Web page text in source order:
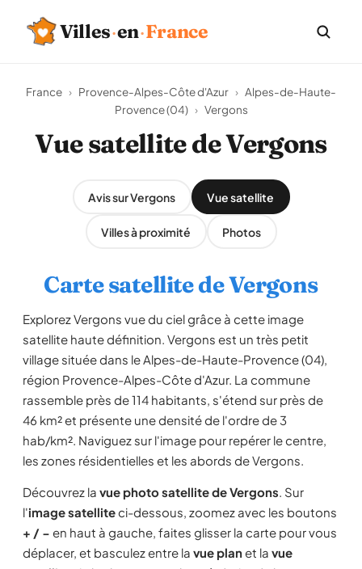
Villes·en·France
France › Provence-Alpes-Côte d'Azur › Alpes-de-Haute-
Provence (04) › Vergons
Vue satellite de Vergons
Avis sur Vergons Vue satellite
Villes à proximité Photos
Carte satellite de Vergons
Explorez Vergons vue du ciel grâce à cette image
satellite haute définition. Vergons est un très petit
village située dans le Alpes-de-Haute-Provence (04),
région Provence-Alpes-Côte d'Azur. La commune
rassemble près de 114 habitants, s'étend sur près de
46 km² et présente une densité de l'ordre de 3
hab/km². Naviguez sur l'image pour repérer le centre,
les zones résidentielles et les abords de Vergons.
Découvrez la vue photo satellite de Vergons. Sur
l'image satelliteci-dessous, zoomez avec les boutons
+ / − en haut à gauche, faites glisser la carte pour vous
déplacer, et basculez entre la vue planet la vue